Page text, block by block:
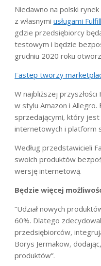
Niedawno na polski
z własnymi usługami
gdzie przedsiębiorcy
testowym i będzie
grudniu 2020 roku
Fastep tworzy
W najbliższej
w stylu Amazon i
sprzedającymi, który
internetowych i platform
Według przedstawicieli
swoich produktów
wersję internetową.
Będzie więcej
“Udział nowych
60%. Dlatego
przedsiębiorców,
Borys Jermakow,
produktów”.